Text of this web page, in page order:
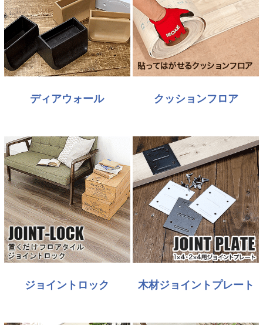
ディアウォール クッションフロア
ジョイントロック 木材ジョイントプレート